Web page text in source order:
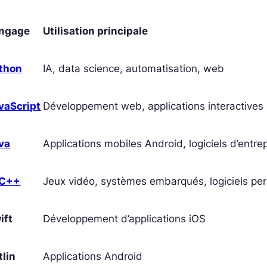
Utilisation principale
IA, data science, automatisation, web
Développement web, applications interactives
Applications mobiles Android, logiciels
Jeux vidéo, systèmes embarqués, logiciels
Développement d’applications iOS
Applications Android